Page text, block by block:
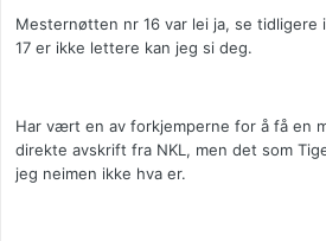
Mesternøtten nr 16 var lei ja, se tidligere
17 er ikke lettere kan jeg si deg.
Har vært en av forkjemperne for å få en
direkte avskrift fra NKL, men det som
jeg neimen ikke hva er.